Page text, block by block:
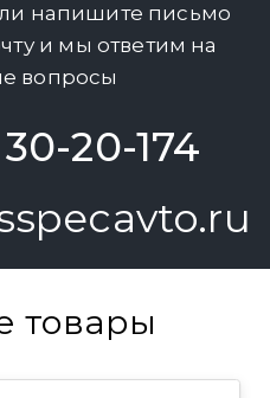
напишите письмо
и мы ответим на
вопросы
20-174
товары